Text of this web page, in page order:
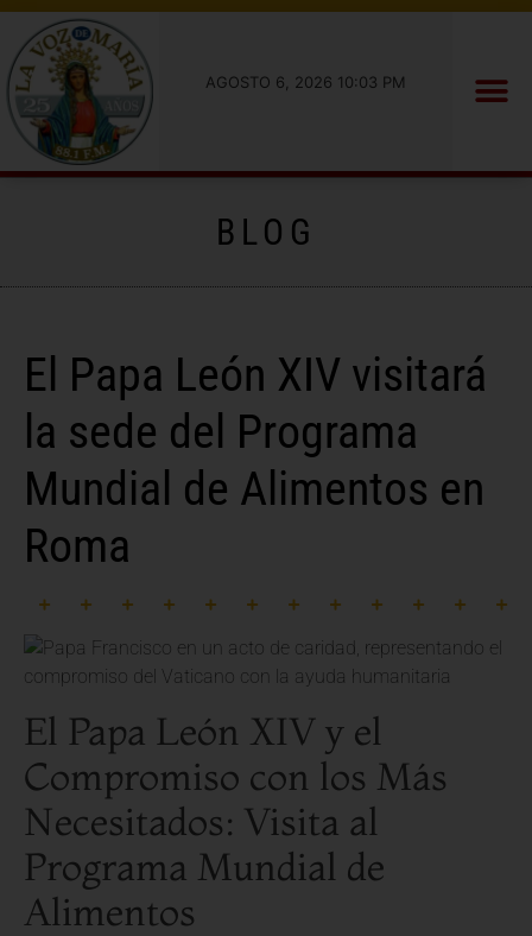
AGOSTO 6, 2026 10:03 PM
BLOG
El Papa León XIV visitará
la sede del Programa
Mundial de Alimentos en
Roma
El Papa León XIV y el
Compromiso con los Más
Necesitados: Visita al
Programa Mundial de
Alimentos